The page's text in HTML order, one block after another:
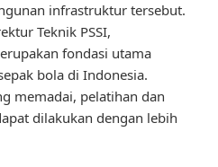
infrastruktur tersebut.
Teknik PSSI,
fondasi utama
bola di Indonesia.
memadai, pelatihan dan
dilakukan dengan lebih